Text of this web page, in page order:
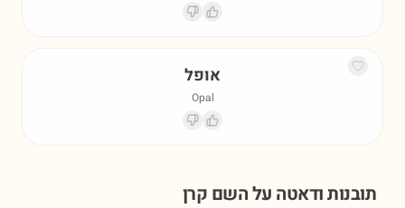
אופל
Opal
תובנות ודאטה על השם קרן